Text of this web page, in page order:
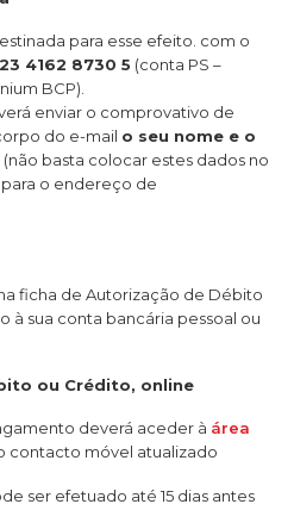
para esse efeito. com o
4162 8730 5 (conta PS –
BCP).
enviar o comprovativo de
do e-mail o seu nome e o
(não basta colocar estes dados no
o endereço de
ficha de Autorização de Débito
à sua conta bancária pessoal ou
ou Crédito, online
deverá aceder à área
contacto móvel atualizado
ser efetuado até 15 dias antes